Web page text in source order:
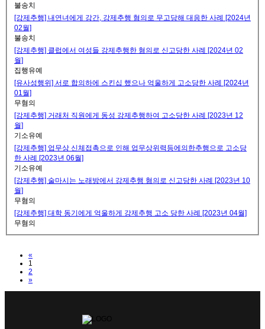
불송치
[강제추행] 내연녀에게 강간, 강제추행 혐의로 무고당해 대응한 사례 [2024년
02월]
불송치
[강제추행] 클럽에서 여성들 강제추행한 혐의로 신고당한 사례 [2024년 02
월]
집행유예
[유사성행위] 서로 합의하에 스킨십 했으나 억울하게 고소당한 사례 [2024년
01월]
무혐의
[강제추행] 거래처 직원에게 동성 강제추행하여 고소당한 사례 [2023년 12
월]
기소유예
[강제추행] 업무상 신체접촉으로 인해 업무상위력등에의한추행으로 고소당
한 사례 [2023년 06월]
기소유예
[강제추행] 술마시는 노래방에서 강제추행 혐의로 신고당한 사례 [2023년 10
월]
무혐의
[강제추행] 대학 동기에게 억울하게 강제추행 고소 당한 사례 [2023년 04월]
무혐의
«
1
2
»Next